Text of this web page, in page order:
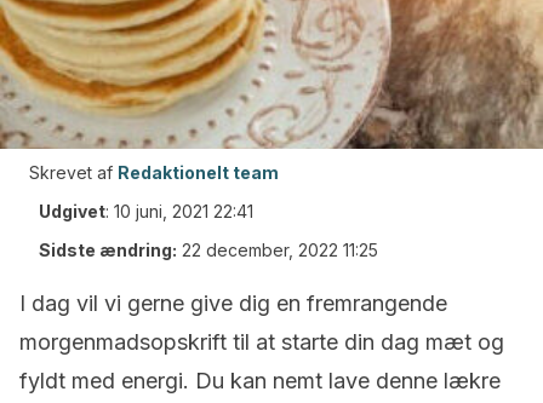
Skrevet af Redaktionelt team
Udgivet: 10 juni, 2021 22:41
Sidste ændring: 22 december, 2022 11:25
I dag vil vi gerne give dig en fremrangende
morgenmadsopskrift til at starte din dag mæt og
fyldt med energi. Du kan nemt lave denne lækre